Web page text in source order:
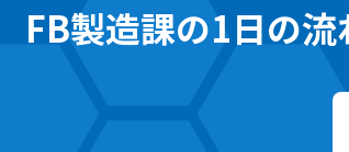
FB製造課の1日の流